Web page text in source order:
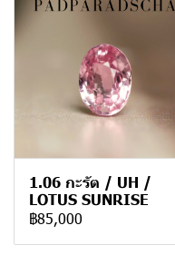
1.06 กะรัต / UH /
LOTUS SUNRISE
฿85,000